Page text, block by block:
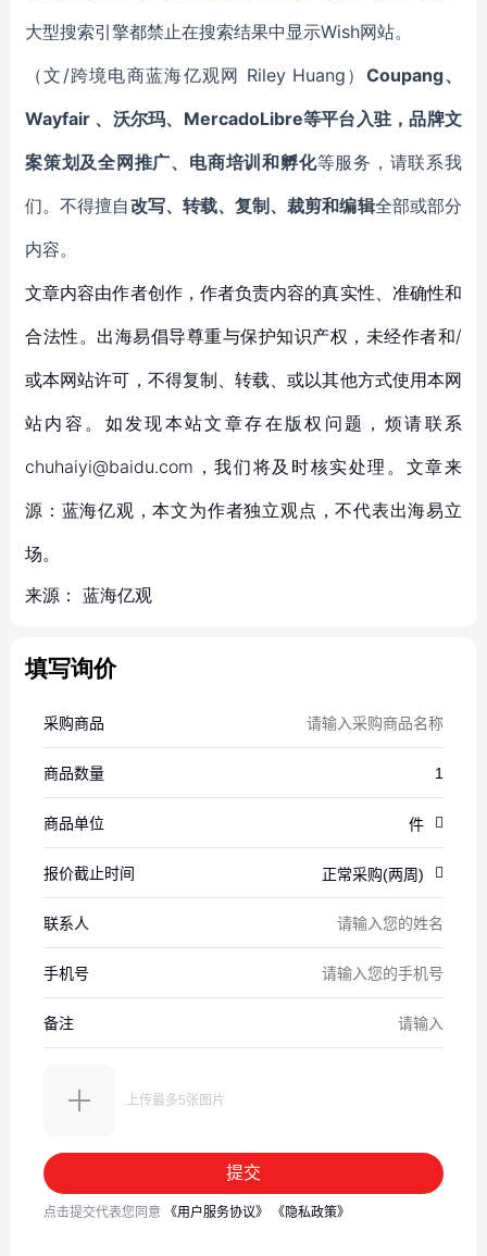
大型搜索引擎都禁止在搜索结果中显示Wish网站。
（文/跨境电商蓝海亿观网 Riley Huang） Coupang、
Wayfair 、沃尔玛、MercadoLibre等平台入驻，品牌文
案策划及全网推广、电商培训和孵化等服务，请联系我
们。不得擅自改写、转载、复制、裁剪和编辑全部或部分
内容。
文章内容由作者创作，作者负责内容的真实性、准确性和
合法性。出海易倡导尊重与保护知识产权，未经作者和/
或本网站许可，不得复制、转载、或以其他方式使用本网
站内容。如发现本站文章存在版权问题，烦请联系
chuhaiyi@baidu.com，我们将及时核实处理。文章来
源：蓝海亿观，本文为作者独立观点，不代表出海易立
场。
来源： 蓝海亿观
填写询价